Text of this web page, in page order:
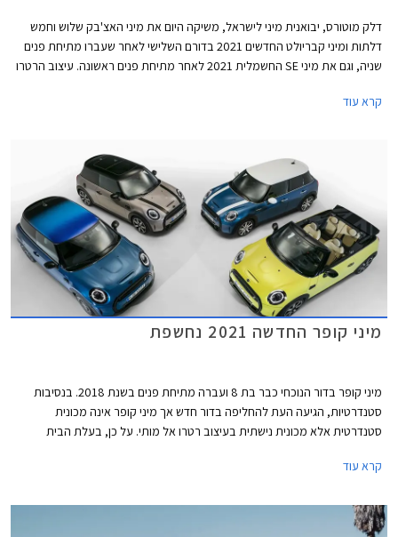
דלק מוטורס, יבואנית מיני לישראל, משיקה היום את מיני האצ'בק שלוש וחמש
דלתות ומיני קבריולט החדשים 2021 בדורם השלישי לאחר שעברו מתיחת פנים
שניה, וגם את מיני SE החשמלית 2021 לאחר מתיחת פנים ראשונה. עיצוב הרטרו
"חשמלי" ואטום עם מסגרת בגוון שחור מבריק. הפגוש הקדמי כולל כעת כונסי
פנס ערפל מרכזי. פנסי LED אחוריים עם גרפיקת דגל בריטניה - Union Lack
אינץ' חדשים, וצבעי מרכב חדשים לרבות צביעה רב גונית לגג המשלבת שני
צבעים.
קרא עוד
מיני קופר החדשה 2021 נחשפת
מיני קופר בדור הנוכחי כבר בת 8 ועברה מתיחת פנים בשנת 2018. בנסיבות
סטנדרטיות, הגיעה העת להחליפה בדור חדש אך מיני קופר אינה מכונית
סטנדרטית אלא מכונית נישתית בעיצוב רטרו אל מותי. על כן, בעלת הבית
אשר ישאירו אותה עדכנית בקו החזית לשנים הקרובות.
קרא עוד